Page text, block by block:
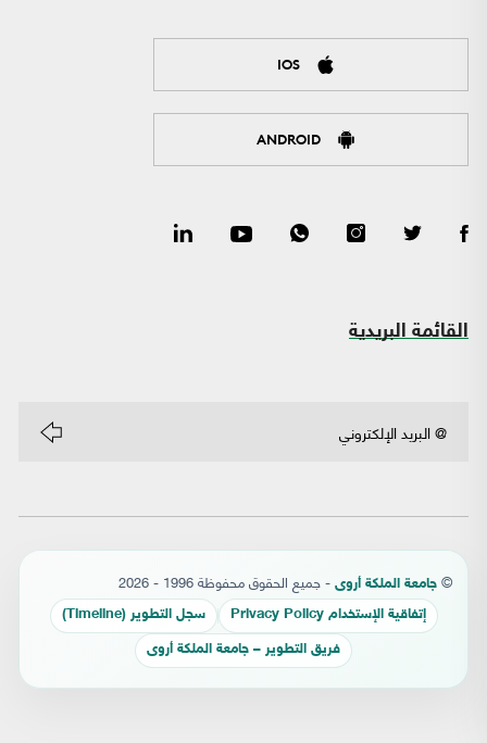
IOS
ANDROID
القائمة البريدية
© جامعة الملكة أروى - جميع الحقوق محفوظة 1996 - 2026
إتفاقية الإستخدام Privacy Policy سجل التطوير (Timeline)
فريق التطوير – جامعة الملكة أروى